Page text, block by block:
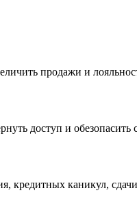
продажи и
доступ и
кредитных каникул,